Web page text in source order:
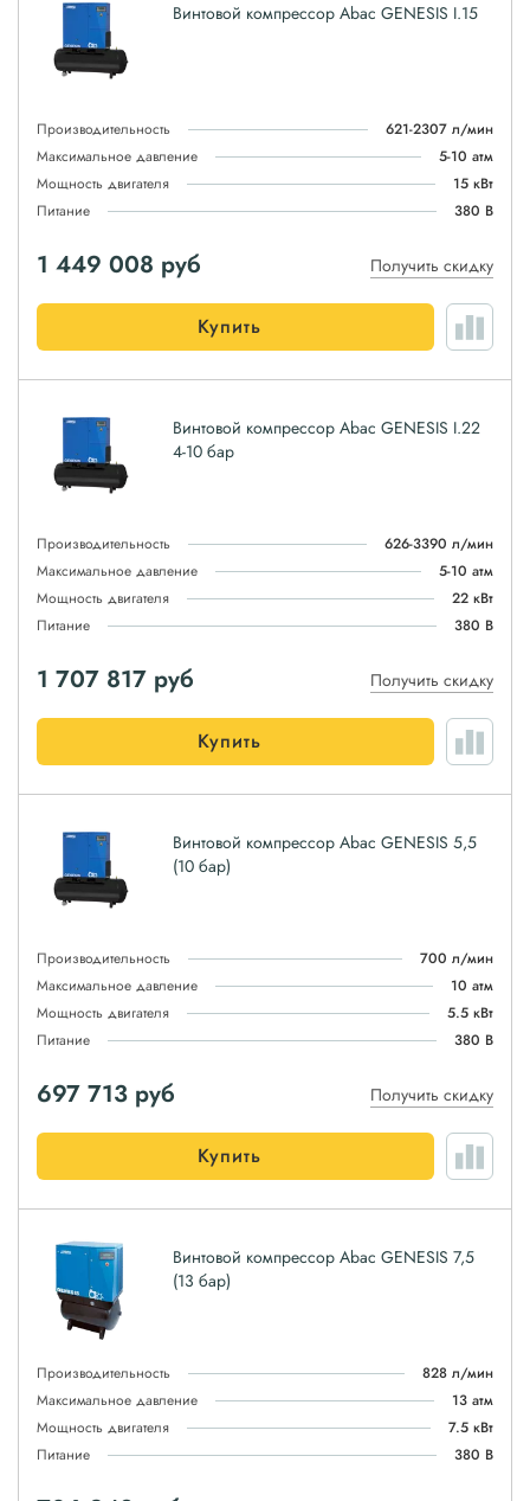
Винтовой компрессор Abac GENESIS I.15
Производительность
621-2307 л/мин
Максимальное давление
5-10 атм
Мощность двигателя
15 кВт
Питание
380 В
1 449 008 руб Получить скидку
Купить
Винтовой компрессор Abac GENESIS I.22
4-10 бар
Производительность
626-3390 л/мин
Максимальное давление
5-10 атм
Мощность двигателя
22 кВт
Питание
380 В
1 707 817 руб Получить скидку
Купить
Винтовой компрессор Abac GENESIS 5,5
(10 бар)
Производительность
700 л/мин
Максимальное давление
10 атм
Мощность двигателя
5.5 кВт
Питание
380 В
697 713 руб Получить скидку
Купить
Винтовой компрессор Abac GENESIS 7,5
(13 бар)
Производительность
828 л/мин
Максимальное давление
13 атм
Мощность двигателя
7.5 кВт
Питание
380 В